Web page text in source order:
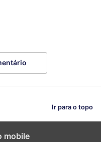
Ir para o topo
mobile